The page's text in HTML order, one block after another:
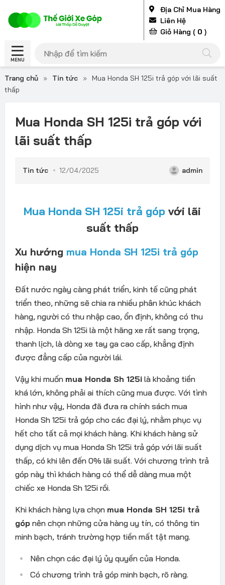
Địa Chỉ Mua Hàng
Liên Hệ
Giỏ Hàng ( 0 )
MENU
Trang chủ » Tin tức »
Mua Honda SH 125i trả góp với lãi suất
thấp
Mua Honda SH 125i trả góp với
lãi suất thấp
Tin tức 12/04/2025 admin
Mua Honda SH 125i trả góp với lãi
suất thấp
Xu hướng mua Honda SH 125i trả góp
hiện nay
Đất nước ngày càng phát triển, kinh tế cũng phát
triển theo, những sẽ chia ra nhiều phân khúc khách
hàng, người có thu nhập cao, ổn định, không có thu
nhập. Honda Sh 125i là một hãng xe rất sang trọng,
thanh lịch, là dòng xe tay ga cao cấp, khẳng định
được đẳng cấp của người lái.
Vậy khi muốn mua Honda Sh 125ilà khoảng tiền
khá lớn, không phải ai thích cũng mua được. Với tình
hình như vậy, Honda đã đưa ra chính sách mua
Honda Sh 125i trả góp cho các đại lý, nhằm phục vụ
hết cho tất cả mọi khách hàng. Khi khách hàng sử
dụng dịch vụ mua Honda Sh 125i trả góp với lãi suất
thấp, có khi lên đến 0% lãi suất. Với chương trình trả
góp này thì khách hàng có thể dễ dàng mua một
chiếc xe Honda Sh 125i rồi.
Khi khách hàng lựa chọn mua Honda SH 125i trả
gópnên chọn những cửa hàng uy tín, có thông tin
minh bạch, tránh trường hợp tiền mất tật mang.
Nên chọn các đại lý ủy quyền của Honda.
Có chương trình trả góp minh bạch, rõ ràng.